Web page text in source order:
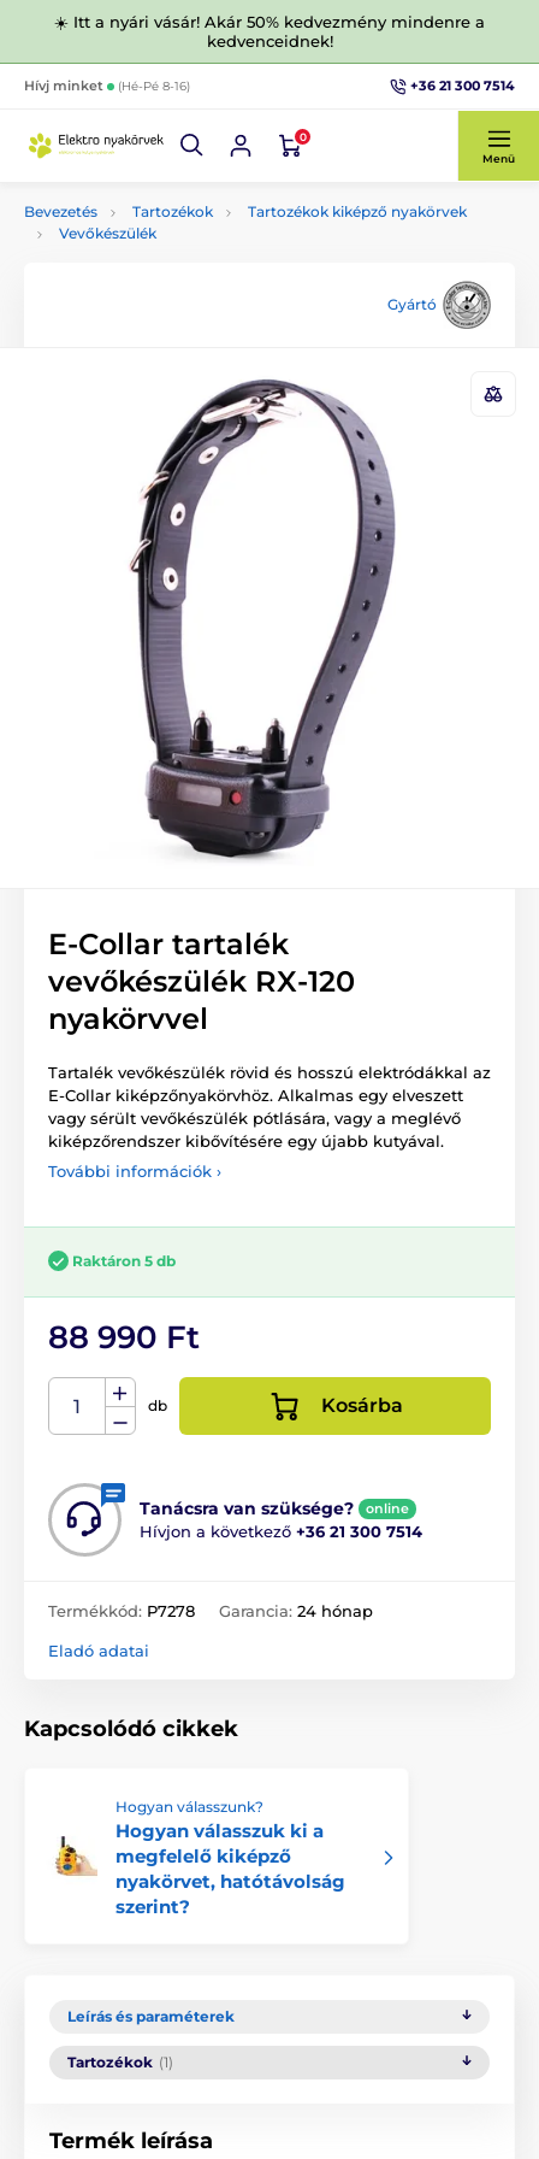
☀️ Itt a nyári vásár! Akár 50% kedvezmény mindenre a
kedvenceidnek!
Hívj minket (Hé-Pé 8-16) +36 21 300 7514
0
Menü
Bevezetés Tartozékok
Tartozékok kiképző nyakörvek
Vevőkészülék
Gyártó
E-Collar tartalék
vevőkészülék RX-120
nyakörvvel
Tartalék vevőkészülék rövid és hosszú elektródákkal az
E-Collar kiképzőnyakörvhöz. Alkalmas egy elveszett
vagy sérült vevőkészülék pótlására, vagy a meglévő
kiképzőrendszer kibővítésére egy újabb kutyával.
További információk ›
Raktáron 5 db
88 990 Ft
db Kosárba
Tanácsra van szüksége? online
Hívjon a következő +36 21 300 7514
Termékkód: P7278 Garancia: 24 hónap
Eladó adatai
Kapcsolódó cikkek
Hogyan válasszunk?
Hogyan válasszuk ki a
megfelelő kiképző
nyakörvet, hatótávolság
szerint?
Leírás és paraméterek
Tartozékok (1)
Termék leírása